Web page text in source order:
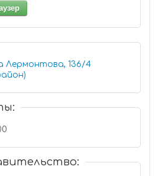
Лермонтова, 136/4